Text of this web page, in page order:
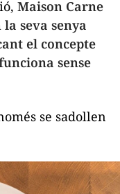
Maison Carne
la seva senya
el concepte
sense
se sadollen